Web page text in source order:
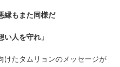
縁もまた同様だ
い人を守れ」
けたタムリョンのメッセージが